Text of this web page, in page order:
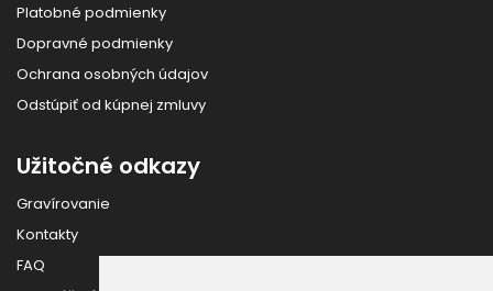
Platobné podmienky
Dopravné podmienky
Ochrana osobných údajov
Odstúpiť od kúpnej zmluvy
Užitočné odkazy
Gravírovanie
Kontakty
FAQ